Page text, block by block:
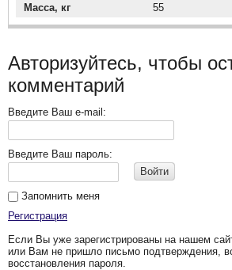
Масса, кг 55
Авторизуйтесь, чтобы
комментарий
Введите Ваш e-mail:
Введите Ваш пароль:
Войти
Запомнить меня
Регистрация
Если Вы уже зарегистрированы на нашем
или Вам не пришло письмо подтверждения,
восстановления пароля.